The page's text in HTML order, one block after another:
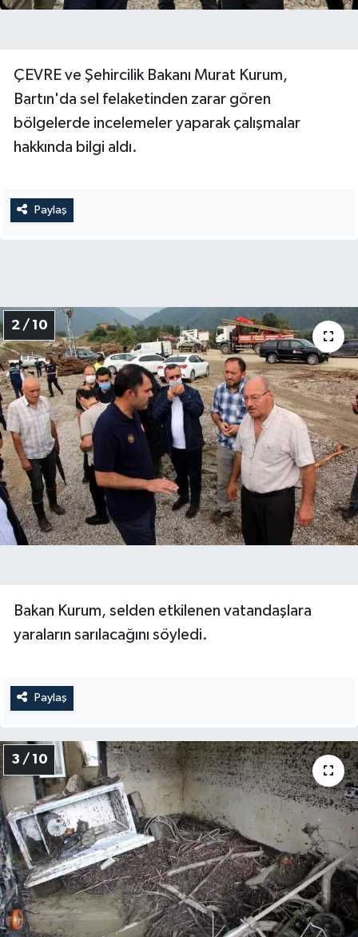
ÇEVRE ve Şehircilik Bakanı Murat Kurum,
Bartın'da sel felaketinden zarar gören
bölgelerde incelemeler yaparak çalışmalar
hakkında bilgi aldı.
Paylaş
2 / 10
Bakan Kurum, selden etkilenen vatandaşlara
yaraların sarılacağını söyledi.
Paylaş
3 / 10